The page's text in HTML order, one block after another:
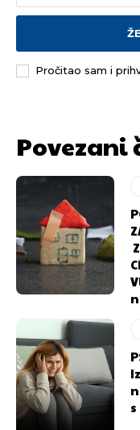
Pročitao sam i
Povezani